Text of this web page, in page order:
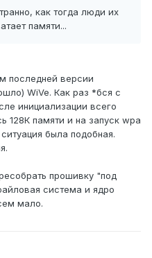
как тогда люди их
памяти...
последней версии
WiVe. Как раз *бся с
инициализации всего
128К памяти и на запуск wpa
была подобная.
прошивку "под
система и ядро
мало.